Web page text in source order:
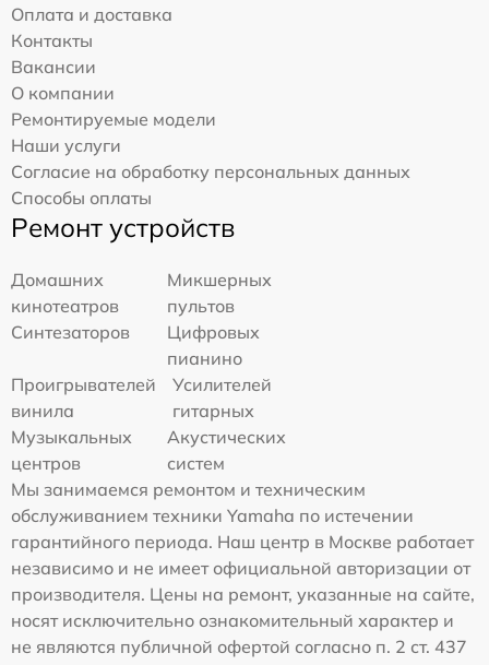
Оплата и доставка
Контакты
Вакансии
О компании
Ремонтируемые модели
Наши услуги
Согласие на обработку персональных данных
Способы оплаты
Ремонт устройств
Домашних
кинотеатров
Микшерных
пультов
Синтезаторов
Цифровых
пианино
Проигрывателей
винила
Усилителей
гитарных
Музыкальных
центров
Акустических
систем
Мы занимаемся ремонтом и техническим
обслуживанием техники Yamaha по истечении
гарантийного периода. Наш центр в Москве работает
независимо и не имеет официальной авторизации от
производителя. Цены на ремонт, указанные на сайте,
носят исключительно ознакомительный характер и
не являются публичной офертой согласно п. 2 ст. 437